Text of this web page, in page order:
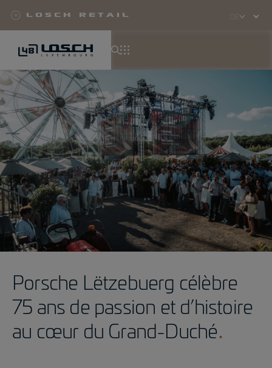
Direkt
zum
Inhalt
Losch Retail
Select
Porsche Lëtzebuerg célèbre
75 ans de passion et d’histoire
au cœur du Grand-Duché